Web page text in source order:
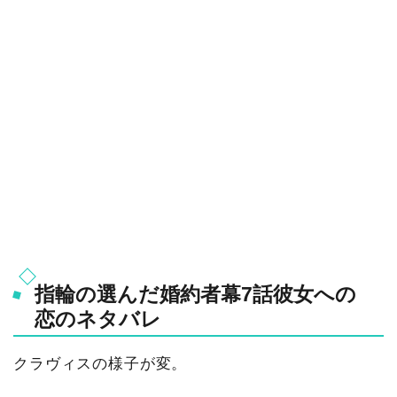
指輪の選んだ婚約者幕7話彼女への
恋のネタバレ
クラヴィスの様子が変。